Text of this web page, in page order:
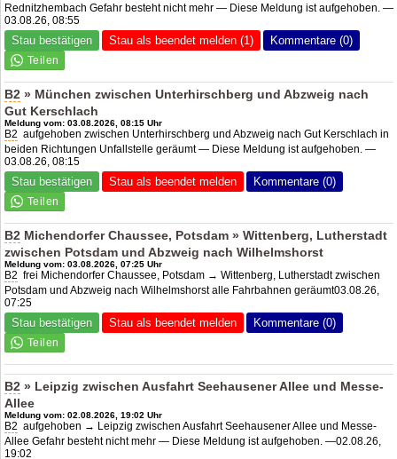
Rednitzhembach Gefahr besteht nicht mehr — Diese Meldung ist aufgehoben. —
03.08.26, 08:55
Stau bestätigen Stau als beendet melden (1) Kommentare (0)
B2 » München zwischen Unterhirschberg und Abzweig nach
Gut Kerschlach
Meldung vom: 03.08.2026, 08:15 Uhr
B2 aufgehoben zwischen Unterhirschberg und Abzweig nach Gut Kerschlach in
beiden Richtungen Unfallstelle geräumt — Diese Meldung ist aufgehoben. —
03.08.26, 08:15
Stau bestätigen Stau als beendet melden Kommentare (0)
B2 Michendorfer Chaussee, Potsdam » Wittenberg, Lutherstadt
zwischen Potsdam und Abzweig nach Wilhelmshorst
Meldung vom: 03.08.2026, 07:25 Uhr
B2 frei Michendorfer Chaussee, Potsdam → Wittenberg, Lutherstadt zwischen
Potsdam und Abzweig nach Wilhelmshorst alle Fahrbahnen geräumt03.08.26,
07:25
Stau bestätigen Stau als beendet melden Kommentare (0)
B2 » Leipzig zwischen Ausfahrt Seehausener Allee und Messe-
Allee
Meldung vom: 02.08.2026, 19:02 Uhr
B2 aufgehoben → Leipzig zwischen Ausfahrt Seehausener Allee und Messe-
Allee Gefahr besteht nicht mehr — Diese Meldung ist aufgehoben. —02.08.26,
19:02